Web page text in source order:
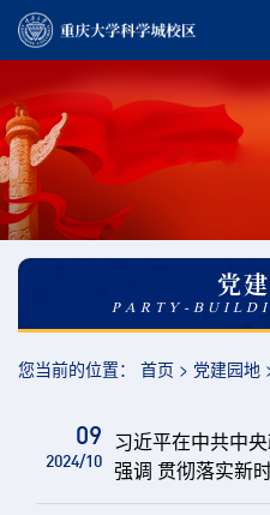
校
区
概
况
校
党
PARTY-
您当前的位置： 首页 > 党建园地
09
2024/10
习近平在中共中
强调 贯彻落实新
健全全面从严治